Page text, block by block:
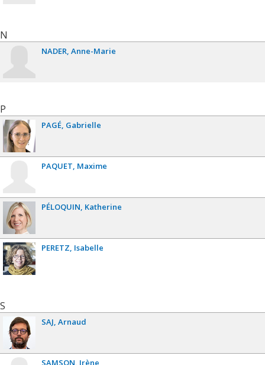
N
NADER Anne-Marie
P
PAGÉ Gabrielle
PAQUET Maxime
PÉLOQUIN Katherine
PERETZ Isabelle
S
SAJ Arnaud
SAMSON Irène